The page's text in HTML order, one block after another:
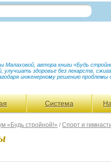
автора книги «Будь
улучшать здоровье без лекарств,
инженерному решению
Система
«Будь стройной!» /Спорт и